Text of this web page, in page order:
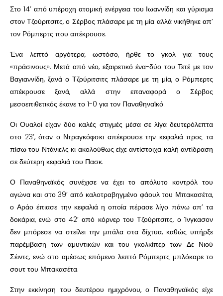
Στο 14’ από υπέροχη ατομική ενέργεια του Ιωαννίδη και γύρισμα
στον Τζούριτσιτς, ο Σέρβος πλάσαρε με τη μία αλλά νικήθηκε απ’
τον Ρόμπερτς που απέκρουσε.
Ένα λεπτό αργότερα, ωστόσο, ήρθε το γκολ για τους
«πράσινους». Μετά από νέο, εξαιρετικό ένα-δύο του Τετέ με τον
Βαγιαννίδη, ξανά ο Τζούριτσιτς πλάσαρε με τη μία, ο Ρόμπερτς
απέκρουσε ξανά, αλλά στην επαναφορά ο Σέρβος
μεσοεπιθετικός έκανε το 1-0 για τον Παναθηναϊκό.
Οι Ουαλοί είχαν δύο καλές στιγμές μέσα σε λίγα δευτερόλεπτα
στο 23’, όταν ο Ντραγκόφσκι απέκρουσε την κεφαλιά προς τα
πίσω του Ντάνιελς κι ακολούθως είχε αντίστοιχα καλή αντίδραση
σε δεύτερη κεφαλιά του Πασκ.
Ο Παναθηναϊκός συνέχισε να έχει το απόλυτο κοντρόλ του
αγώνα και στο 39’ από καλοτραβηγμένο φάουλ του Μπακασέτα,
ο Αράο έπιασε την κεφαλιά η οποία πέρασε λίγο πάνω απ’ τα
δοκάρια, ενώ στο 42’ από κόρνερ του Τζούριτσιτς, ο Ίνγκασον
δεν μπόρεσε να στείλει την μπάλα στα δίχτυα, καθώς υπήρξε
παρέμβαση των αμυντικών και του γκολκίπερ των Δε Νιού
Σέιντς, ενώ στο αμέσως επόμενο λεπτό Ρόμπερτς μπλόκαρε το
σουτ του Μπακασέτα.
Στην εκκίνηση του δευτέρου ημιχρόνου, ο Παναθηναϊκός είχε